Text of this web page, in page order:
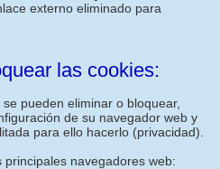
externo eliminado para
las cookies:
pueden eliminar o bloquear,
de su navegador web y
para ello hacerlo (privacidad).
navegadores web: